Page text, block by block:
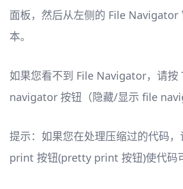
面板，然后从左侧的 File Navigator
本。
如果您看不到 File Navigator，请
navigator 按钮（隐藏/显示 file
提示：如果您在处理压缩过的代码
print 按钮(pretty print 按钮)使代码